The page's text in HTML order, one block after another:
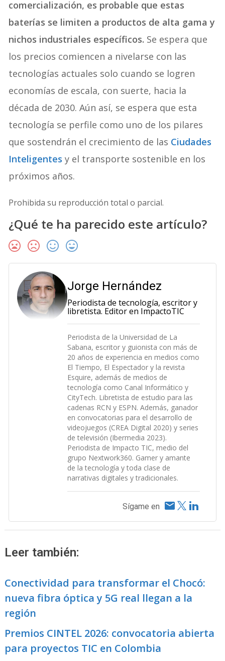
comercialización, es probable que estas
baterías se limiten a productos de alta gama y
nichos industriales específicos. Se espera que
los precios comiencen a nivelarse con las
tecnologías actuales solo cuando se logren
economías de escala, con suerte, hacia la
década de 2030. Aún así, se espera que esta
tecnología se perfile como uno de los pilares
que sostendrán el crecimiento de las Ciudades
Inteligentes y el transporte sostenible en los
próximos años.
Prohibida su reproducción total o parcial.
¿Qué te ha parecido este artículo?
Jorge Hernández
Periodista de tecnología, escritor y
libretista. Editor en ImpactoTIC
Periodista de la Universidad de La
Sabana, escritor y guionista con más de
20 años de experiencia en medios como
El Tiempo, El Espectador y la revista
Esquire, además de medios de
tecnología como Canal Informático y
CityTech. Libretista de estudio para las
cadenas RCN y ESPN. Además, ganador
en convocatorias para el desarrollo de
videojuegos (CREA Digital 2020) y series
de televisión (Ibermedia 2023).
Periodista de Impacto TIC, medio del
grupo Nextwork360. Gamer y amante
de la tecnología y toda clase de
narrativas digitales y tradicionales.
Sígame en
Leer también:
Conectividad para transformar el Chocó:
nueva fibra óptica y 5G real llegan a la
región
Premios CINTEL 2026: convocatoria abierta
para proyectos TIC en Colombia